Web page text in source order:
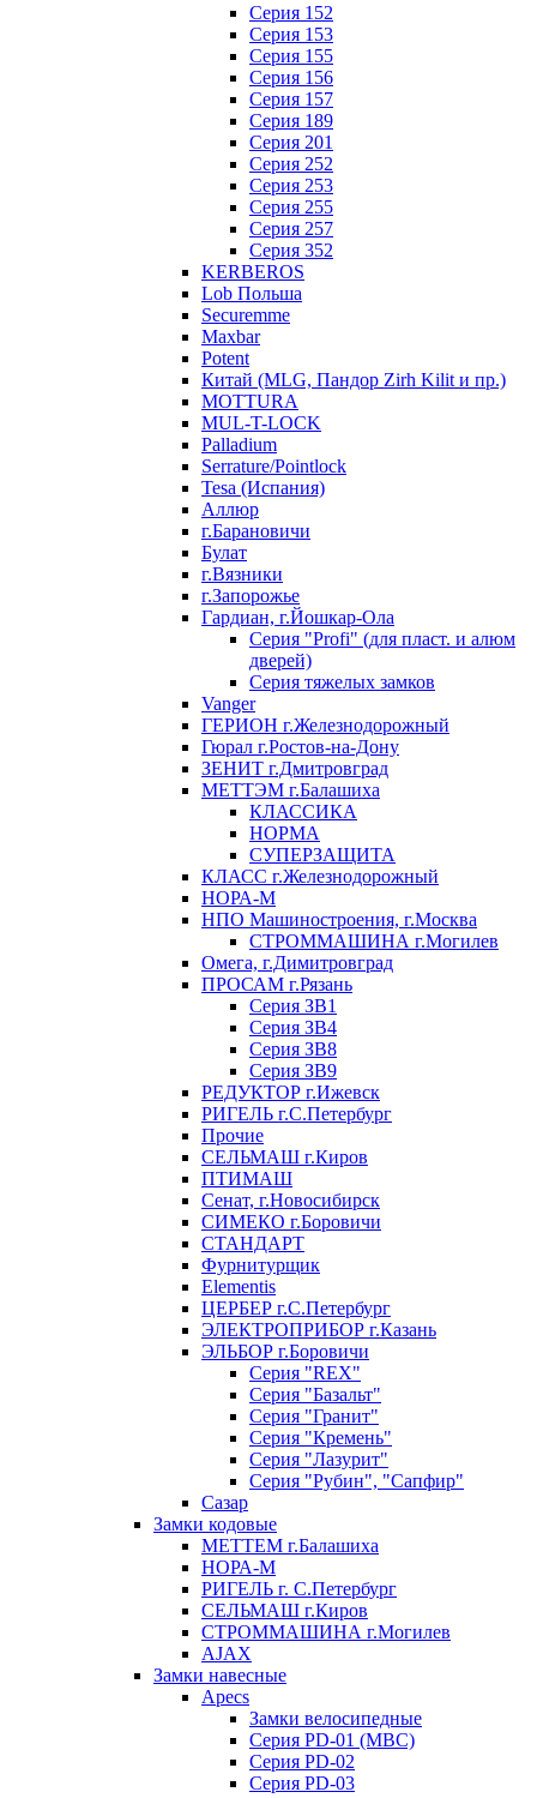
Серия 152
Серия 153
Серия 155
Серия 156
Серия 157
Серия 189
Серия 201
Серия 252
Серия 253
Серия 255
Серия 257
Серия 352
KERBEROS
Lob Польша
Securemme
Maxbar
Potent
Китай (MLG, Пандор Zirh Kilit и пр.)
MOTTURA
MUL-T-LOCK
Palladium
Serrature/Pointlock
Tesa (Испания)
Аллюр
г.Барановичи
Булат
г.Вязники
г.Запорожье
Гардиан, г.Йошкар-Ола
Серия "Profi" (для пласт. и алюм
дверей)
Серия тяжелых замков
Vanger
ГЕРИОН г.Железнодорожный
Гюрал г.Ростов-на-Дону
ЗЕНИТ г.Дмитровград
МЕТТЭМ г.Балашиха
КЛАССИКА
НОРМА
СУПЕРЗАЩИТА
КЛАСС г.Железнодорожный
НОРА-М
НПО Машиностроения, г.Москва
СТРОММАШИНА г.Могилев
Омега, г.Димитровград
ПРОСАМ г.Рязань
Серия ЗВ1
Серия ЗВ4
Серия ЗВ8
Серия ЗВ9
РЕДУКТОР г.Ижевск
РИГЕЛЬ г.С.Петербург
Прочие
СЕЛЬМАШ г.Киров
ПТИМАШ
Сенат, г.Новосибирск
СИМЕКО г.Боровичи
СТАНДАРТ
Фурнитурщик
Elementis
ЦЕРБЕР г.С.Петербург
ЭЛЕКТРОПРИБОР г.Казань
ЭЛЬБОР г.Боровичи
Серия "REX"
Серия "Базальт"
Серия "Гранит"
Серия "Кремень"
Серия "Лазурит"
Серия "Рубин", "Сапфир"
Сазар
Замки кодовые
МЕТТЕМ г.Балашиха
НОРА-М
РИГЕЛЬ г. С.Петербург
СЕЛЬМАШ г.Киров
СТРОММАШИНА г.Могилев
AJAX
Замки навесные
Apecs
Замки велосипедные
Серия PD-01 (МВС)
Серия PD-02
Серия PD-03